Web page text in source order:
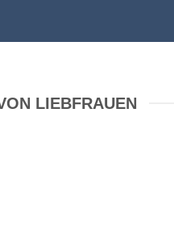
LIEBFRAUEN